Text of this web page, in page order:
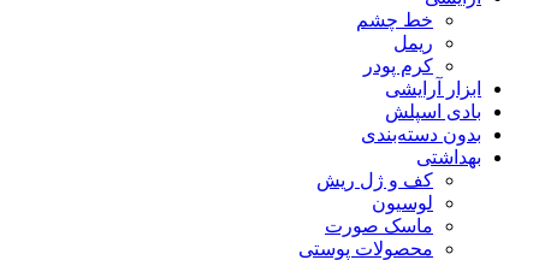
خط چشم
ریمل
کرم پودر
ابزار آرایشی
بادی اسپلش
بدون دسته‌بندی
بهداشتی
کف و ژل ریش
لوسیون
ماسک صورت
محصولات پوستی